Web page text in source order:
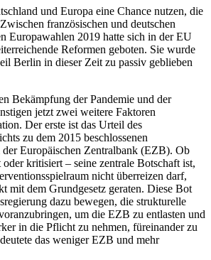
und Europa eine Chance nutzen, die
französischen und deut­schen
Europa­wahlen 2019 hatte sich in der EU
Reformen geboten. Sie wurde
Berlin in dieser Zeit zu passiv geblieben
Bekämpfung der Pandemie und der
jetzt zwei weitere Faktoren
Der erste ist das Urteil des
zu dem 2015 beschlossenen
Europäischen Zentralbank (EZB). Ob
kri­tisiert – seine zentrale Botschaft ist,
nicht überreizen darf,
dem Grundgesetz geraten. Diese Bot­
dazu bewe­gen, die strukturelle
um die EZB zu entlasten und
in die Pflicht zu nehmen, füreinander zu
das weniger EZB und mehr